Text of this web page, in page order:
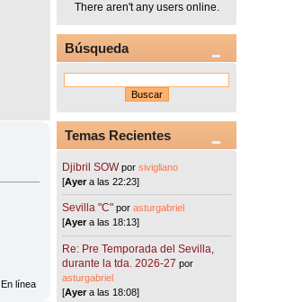
En línea
There aren't any users online.
Búsqueda
Temas Recientes
Djibril SOW porsivigliano
[Ayera las 22:23]
Sevilla "C"porasturgabriel
[Ayera las 18:13]
Re: Pre Temporada del Sevilla,
durante la tda. 2026-27 por
asturgabriel
[Ayera las 18:08]